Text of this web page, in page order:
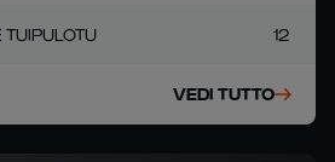
TUIPULOTU 12
VEDI TUTTO